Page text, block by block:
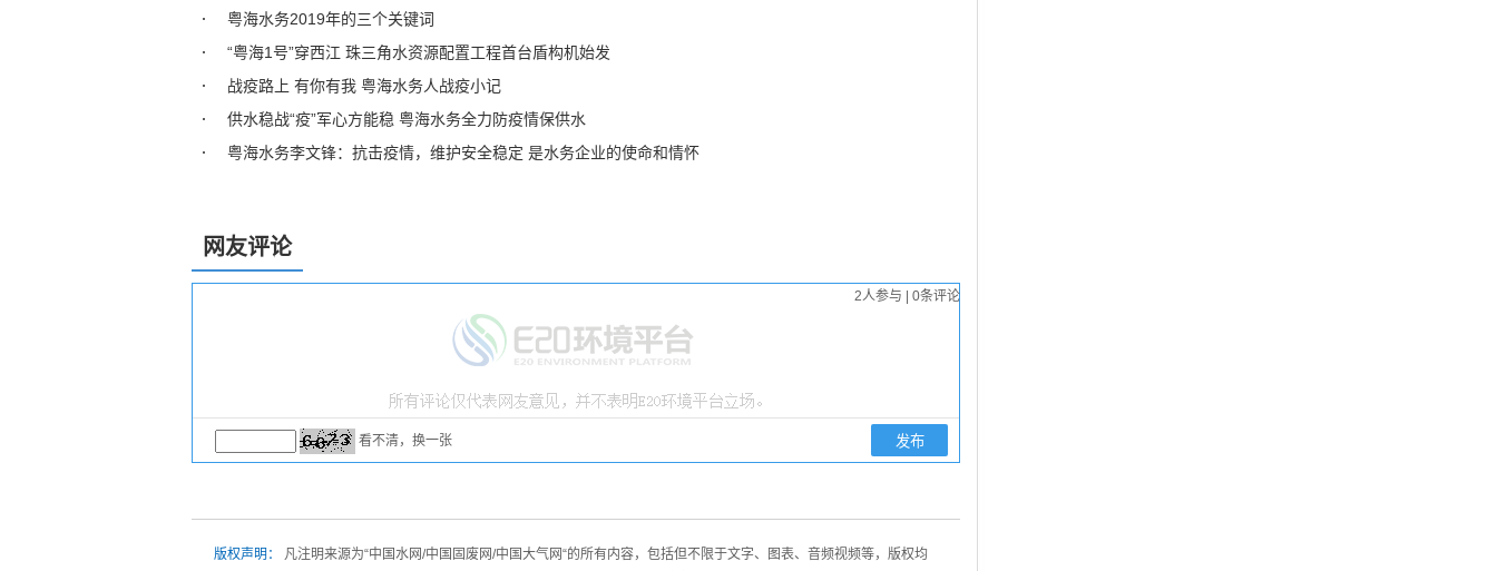
粤海水务2019年的三个关键词
“粤海1号”穿西江 珠三角水资源配置工程首台盾构机始发
战疫路上 有你有我 粤海水务人战疫小记
供水稳战“疫”军心方能稳 粤海水务全力防疫情保供水
粤海水务李文锋：抗击疫情，维护安全稳定 是水务企业的使命和情怀
网友评论
2人参与 0条评论
看不清，换一张
版权声明： 凡注明来源为“中国水网/中国固废网/中国大气网“的所有内容，包括但不限于文字、图表、音频视频等，版权均